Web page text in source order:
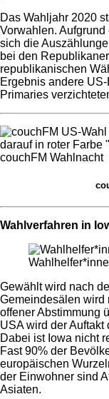
Das Wahljahr 2020
Vorwahlen.
sich die
bei den
republikanischen
Ergebnis andere
Primaries
Wahlverfahren in
Gewählt wird nach
Gemeindesälen wird
offener Abstimmung
USA wird der
Dabei ist Iowa nicht
Fast 90% der
europäischen
der Einwohner sind
Asiaten.